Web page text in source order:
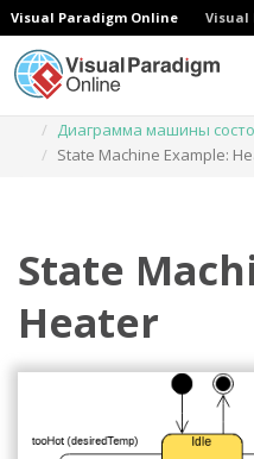
Visual Paradigm Online Visual
Диаграмма машины
State Machine Example:
State
Heater